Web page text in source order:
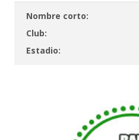
Nombre corto:
Club:
Estadio: